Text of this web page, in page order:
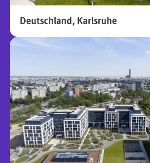
Deutschland, Karlsruhe